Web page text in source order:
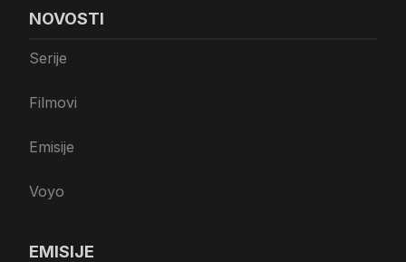
NOVOSTI
Serije
Filmovi
Emisije
Voyo
EMISIJE